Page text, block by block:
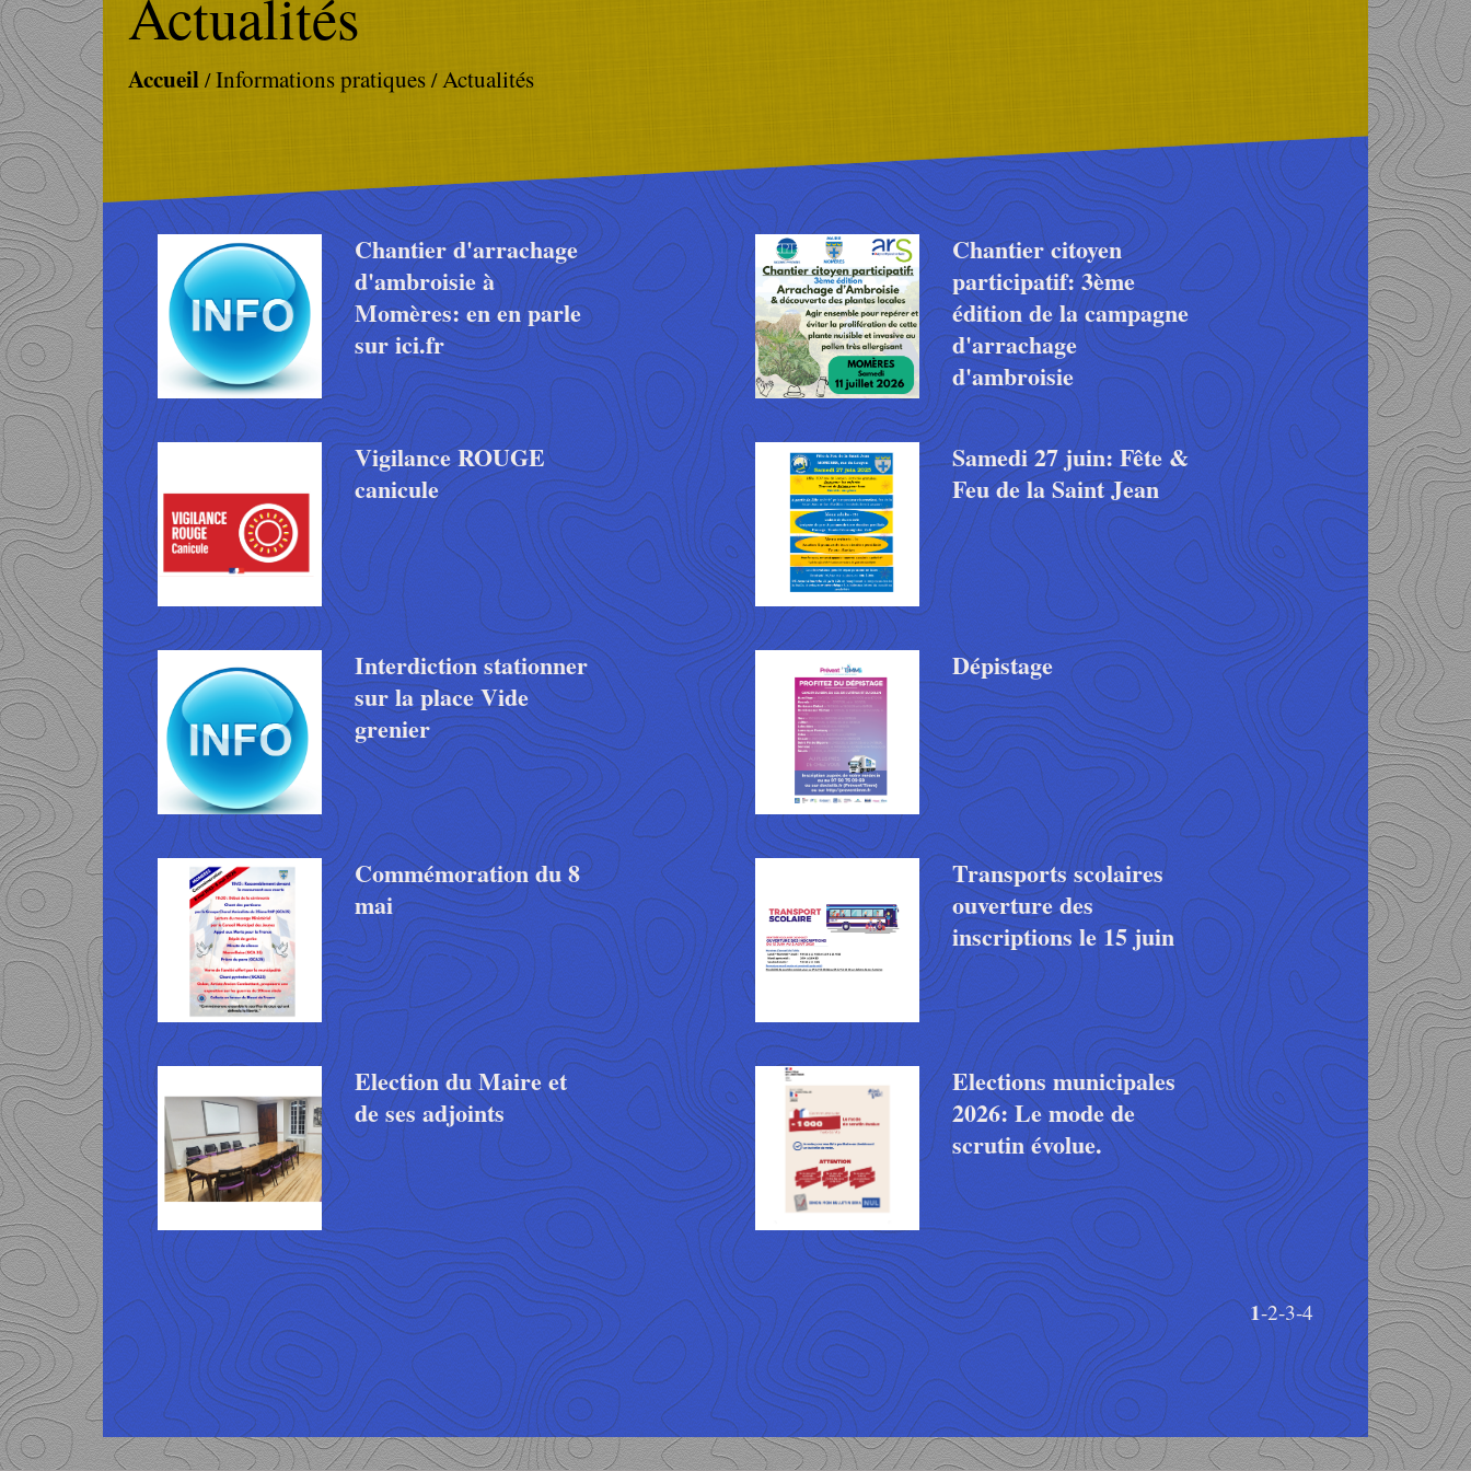
Actualités
Accueil /Informations pratiques/ Actualités
Chantier d'arrachage
d'ambroisie à
Momères: en en parle
sur ici.fr
Chantier citoyen
participatif: 3ème
édition de la campagne
d'arrachage
d'ambroisie
Vigilance ROUGE
canicule
Samedi 27 juin: Fête &
Feu de la Saint Jean
Interdiction stationner
sur la place Vide
grenier
Dépistage
Commémoration du 8
mai
Transports scolaires
ouverture des
inscriptions le 15 juin
Election du Maire et
de ses adjoints
Elections municipales
2026: Le mode de
scrutin évolue.
1-2-3-4